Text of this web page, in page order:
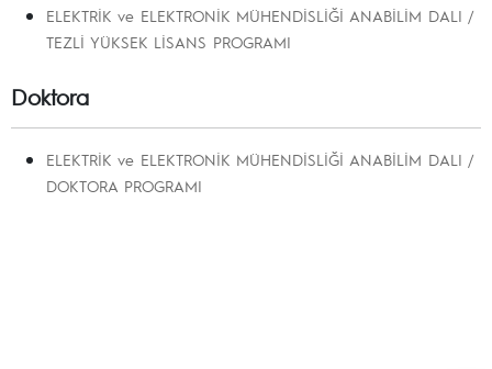
ELEKTRİK ve ELEKTRONİK MÜHENDİSLİĞİ ANABİLİM DALI /
TEZLİ YÜKSEK LİSANS PROGRAMI
Doktora
ELEKTRİK ve ELEKTRONİK MÜHENDİSLİĞİ ANABİLİM DALI /
DOKTORA PROGRAMI